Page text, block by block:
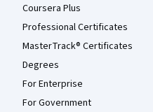
Coursera Plus
Professional Certificates
MasterTrack® Certificates
Degrees
For Enterprise
For Government